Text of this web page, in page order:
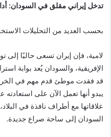
تدخل إيراني مقلق في السودان:
بحسب العديد من التحليلات
لامية، فإن إيران تسعى حاليًا إلى
الإفريقية، والسودان يُعد بوابة
قد فقدت موطئ قدم مهم في
يبدو أنها تعمل الآن على
علاقاتها مع أطراف نافذة في
السودان إلى ساحة صراع جديدة.